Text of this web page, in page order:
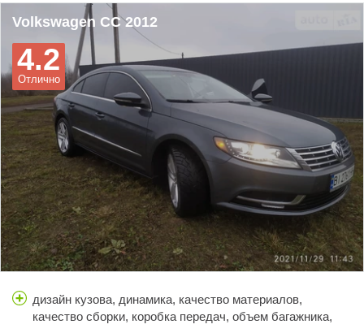
Volkswagen CC 2012
Отлично
4.2
дизайн кузова, динамика, качество материалов,
качество сборки, коробка передач, объем багажника,